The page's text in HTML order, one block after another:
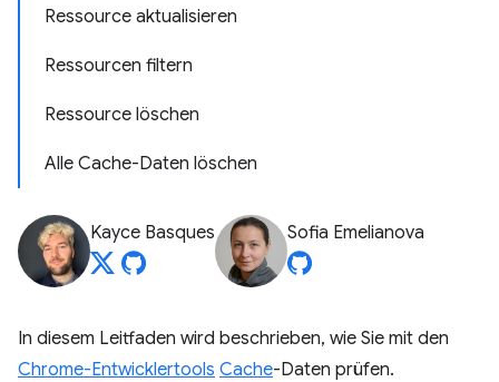
Ressource aktualisieren
Ressourcen filtern
Ressource löschen
Alle Cache-Daten löschen
Kayce Basques Sofia Emelianova
In diesem Leitfaden wird beschrieben, wie Sie mit den
Chrome-Entwicklertools Cache-Daten prüfen.